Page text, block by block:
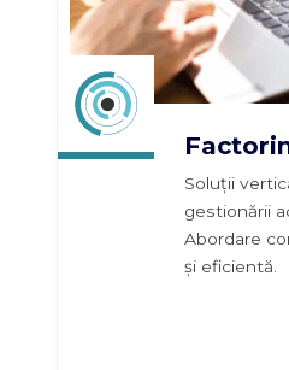
Soluții
gestionării
Abordare
și eficientă.